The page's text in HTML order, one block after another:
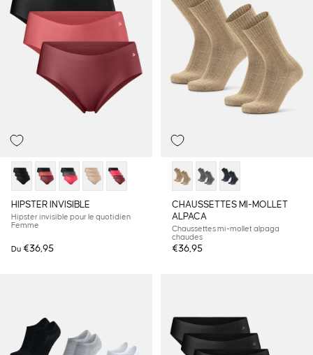
HIPSTER INVISIBLE
Hipster invisible pour le quotidien
Femme
Du €36,95
CHAUSSETTES MI-MOLLET
ALPACA
Chaussettes mi-mollet alpaga
chaudes
€36,95